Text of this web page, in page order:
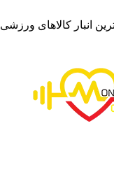
انبار کالاهای ورزشی